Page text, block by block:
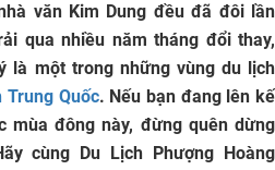
văn Kim Dung đều đã đôi lần
qua nhiều năm tháng đổi thay,
là một trong những vùng du lịch
Trung Quốc. Nếu bạn đang lên kế
mùa đông này, đừng quên dừng
cùng Du Lịch Phượng Hoàng